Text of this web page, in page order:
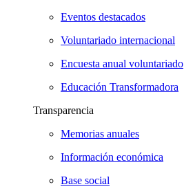
Eventos destacados
Voluntariado internacional
Encuesta anual voluntariado
Educación Transformadora
Transparencia
Memorias anuales
Información económica
Base social